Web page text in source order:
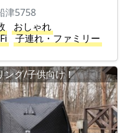
津5758
おしゃれ
子連れ・ファミリー
ング/子供向け！